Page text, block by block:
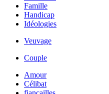
Famille
Handicap
Idéologies
Veuvage
Couple
Amour
Célibat